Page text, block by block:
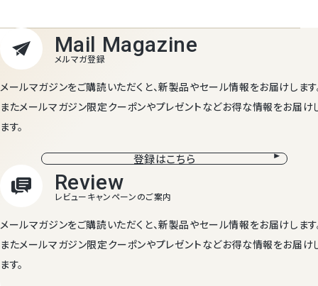
メールマガジンをご購読いただくと、新製品やセール情報をお届けします
またメールマガジン限定クーポンやプレゼントなどお得な情報をお届け
ます。
登録はこちら
メールマガジンをご購読いただくと、新製品やセール情報をお届けします
またメールマガジン限定クーポンやプレゼントなどお得な情報をお届け
ます。